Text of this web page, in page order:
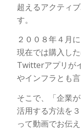
超えるアクティ
す。
２００８年４月
現在では購入し
Twitterアプリが
やインフラとも
そこで、「企業
活用する方法を
って動画でお伝え